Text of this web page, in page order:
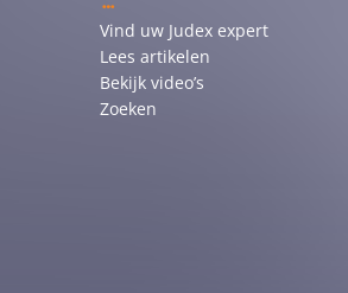
Vind uw Judex expert
Lees artikelen
Bekijk video’s
Zoeken